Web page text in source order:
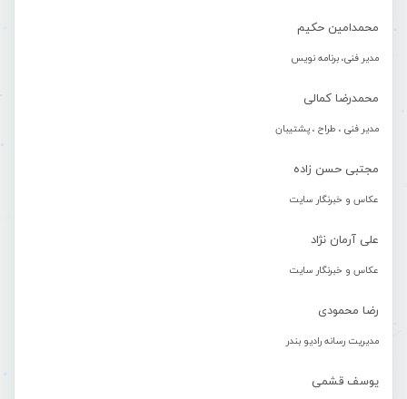
محمدامین حکیم
مدیر فنی، برنامه نویس
محمدرضا کمالی
مدیر فنی ، طراح ، پشتیبان
مجتبی حسن زاده
عکاس و خبرنگار سایت
علی آرمان نژاد
عکاس و خبرنگار سایت
رضا محمودی
مدیریت رسانه رادیو بندر
یوسف قشمی